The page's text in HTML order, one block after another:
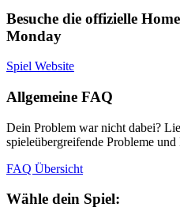
Besuche die offizielle
Monday
Spiel Website
Allgemeine FAQ
Dein Problem war nicht dabei?
spieleübergreifende Probleme und
FAQ Übersicht
Wähle dein Spiel: